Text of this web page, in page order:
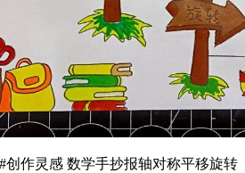
创作灵感 数学手抄报轴对称平移旋转